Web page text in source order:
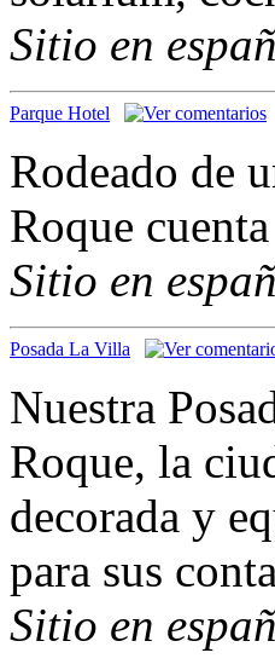
Sitio en
Parque Hotel
Rodeado de
Roque
Sitio en
Posada La Villa
Nuestra
Roque, la
decorada y
para sus
Sitio en